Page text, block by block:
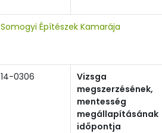
Somogyi Építészek Kamarája
14-0306
Vizsga
megszerzésének,
mentesség
megállapításának
időpontja